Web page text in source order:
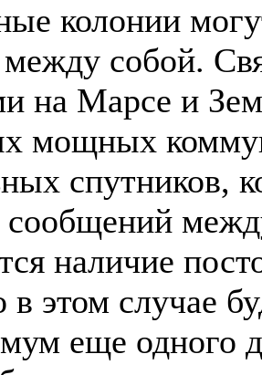
колонии
собой.
на Марсе и
мощных
спутников,
сообщений
наличие
в этом случае
еще одного